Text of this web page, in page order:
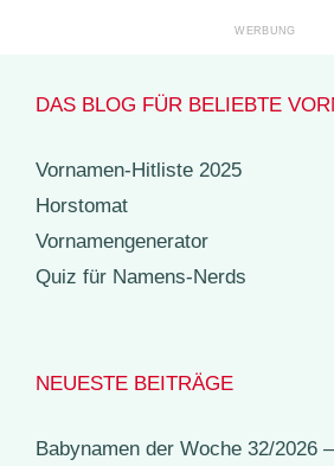
DAS BLOG FÜR BELIEBTE
Vornamen-Hitliste 2025
Horstomat
Vornamengenerator
Quiz für Namens-Nerds
NEUESTE BEITRÄGE
Babynamen der Woche 32/2026